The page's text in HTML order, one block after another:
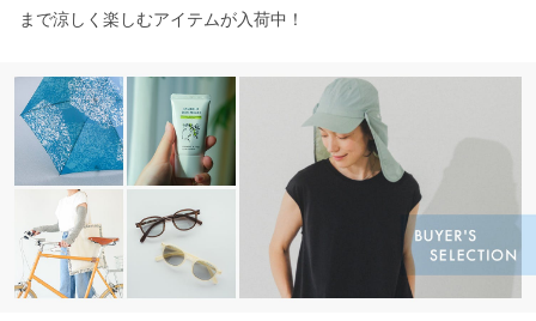
まで涼しく楽しむアイテムが入荷中！